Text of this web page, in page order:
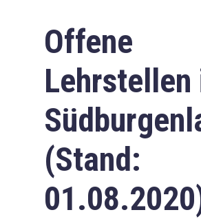
Offene
Lehrstellen
(Stand: